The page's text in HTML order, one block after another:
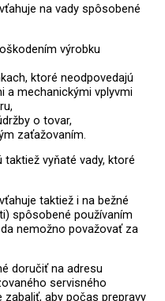
na vady spôsobené
výrobku
ktoré neodpovedajú
a mechanickými vplyvmi
o tovar,
zaťažovaním.
vyňaté vady, ktoré
taktiež i na bežné
spôsobené používaním
nemožno považovať za
doručiť na adresu
servisného
aby počas prepravy